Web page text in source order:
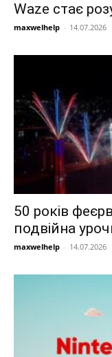
Waze стає
maxwelhelp - 14.07.2026
50 років
подвійна
maxwelhelp - 14.07.2026